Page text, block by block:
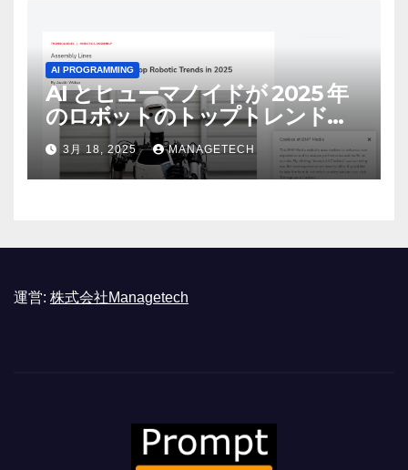
AI PROGRAMMING
AI とヒューマノイドが 2025 年
のロボットのトップトレンドに |
ASSEMBLY
3月 18, 2025 MANAGETECH
運営: 株式会社Managetech